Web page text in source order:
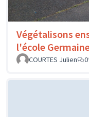
Végétalisons
l'école
COURTES Julien
0